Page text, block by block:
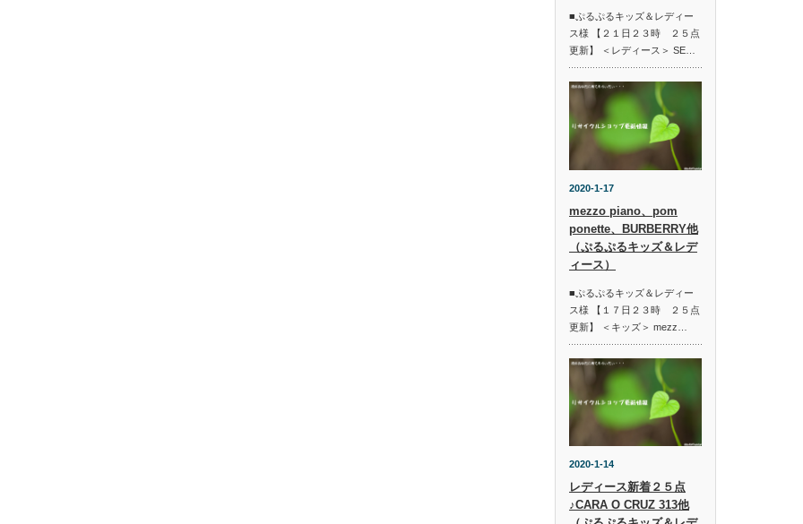
■ぷるぷるキッズ＆レディー
ス様 【２１日２３時 ２５点
更新】 ＜レディース＞ SE…
2020-1-17
mezzo piano、pom
ponette、BURBERRY他
（ぷるぷるキッズ＆レデ
ィース）
■ぷるぷるキッズ＆レディー
ス様 【１７日２３時 ２５点
更新】 ＜キッズ＞ mezz…
2020-1-14
レディース新着２５点
♪CARA O CRUZ 313他